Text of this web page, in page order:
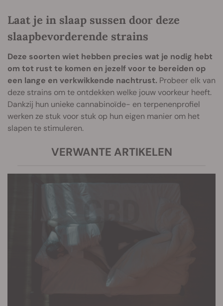
Laat je in slaap sussen door deze
slaapbevorderende strains
Deze soorten wiet hebben precies wat je nodig hebt
om tot rust te komen en jezelf voor te bereiden op
een lange en verkwikkende nachtrust. Probeer elk van
deze strains om te ontdekken welke jouw voorkeur heeft.
Dankzij hun unieke cannabinoïde- en terpenenprofiel
werken ze stuk voor stuk op hun eigen manier om het
slapen te stimuleren.
VERWANTE ARTIKELEN